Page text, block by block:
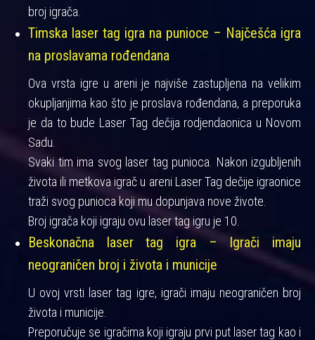
broj igrača.
Timska laser tag igra na punioce – Najčešća igra
na proslavama rođendana
Ova vrsta igre u areni je najviše zastupljena na velikim
okupljanjima kao što je proslava rođendana, a preporuka
je da to bude Laser Tag dečija rodjendaonica u Novom
Sadu.
Svaki tim ima svog laser tag punioca. Nakon izgubljenih
života ili metkova igrač u areni Laser Tag dečije igraonice
traži svog punioca koji mu dopunjava nove živote.
Broj igrača koji igraju ovu laser tag igru je 10.
Beskonačna laser tag igra – Igrači imaju
neograničen broj i života i municije
U ovoj vrsti laser tag igre, igrači imaju neograničen broj
života i municije.
Preporučuje se igračima koji igraju prvi put laser tag kao i